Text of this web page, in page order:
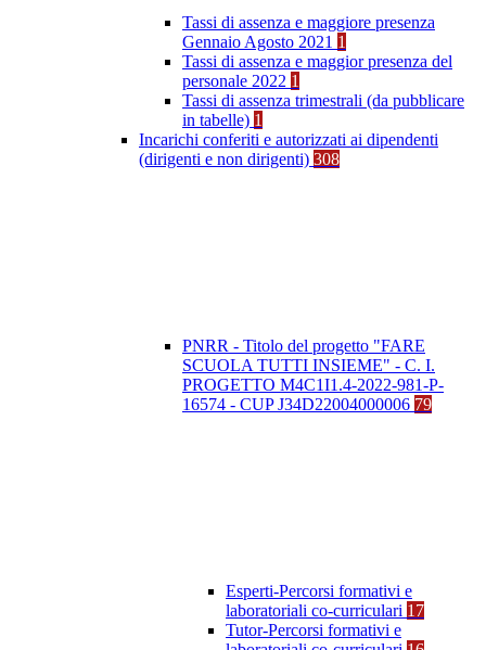
Tassi di assenza e maggiore presenza
Gennaio Agosto 2021 1
Tassi di assenza e maggior presenza del
personale 2022 1
Tassi di assenza trimestrali (da pubblicare
in tabelle) 1
Incarichi conferiti e autorizzati ai dipendenti
(dirigenti e non dirigenti) 308
PNRR - Titolo del progetto "FARE
SCUOLA TUTTI INSIEME" - C. I.
PROGETTO M4C1I1.4-2022-981-P-
16574 - CUP J34D22004000006 79
Esperti-Percorsi formativi e
laboratoriali co-curriculari 17
Tutor-Percorsi formativi e